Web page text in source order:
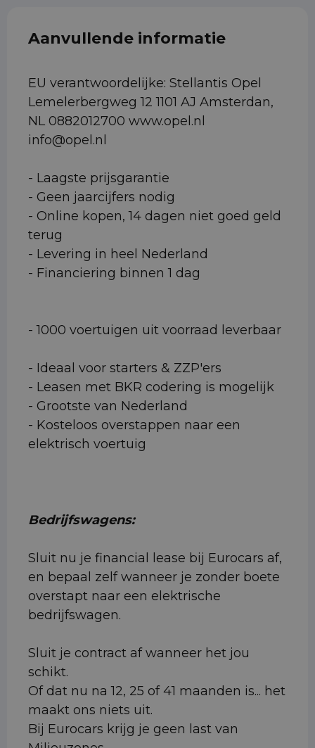
Aanvullende informatie
EU verantwoordelijke: Stellantis Opel
Lemelerbergweg 12 1101 AJ Amsterdan,
NL 0882012700 www.opel.nl
info@opel.nl
- Laagste prijsgarantie
- Geen jaarcijfers nodig
- Online kopen, 14 dagen niet goed geld
terug
- Levering in heel Nederland
- Financiering binnen 1 dag
- 1000 voertuigen uit voorraad leverbaar
- Ideaal voor starters & ZZP'ers
- Leasen met BKR codering is mogelijk
- Grootste van Nederland
- Kosteloos overstappen naar een
elektrisch voertuig
Bedrijfswagens:
Sluit nu je financial lease bij Eurocars af,
en bepaal zelf wanneer je zonder boete
overstapt naar een elektrische
bedrijfswagen.
Sluit je contract af wanneer het jou
schikt.
Of dat nu na 12, 25 of 41 maanden is... het
maakt ons niets uit.
Bij Eurocars krijg je geen last van